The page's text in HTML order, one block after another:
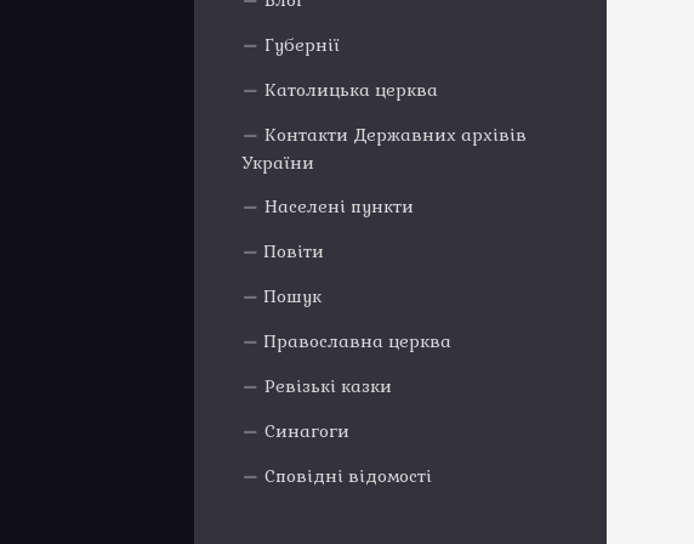
Губернії
Католицька церква
Контакти Державних архівів
України
Населені пункти
Повіти
Пошук
Православна церква
Ревізькі казки
Синагоги
Сповідні відомості